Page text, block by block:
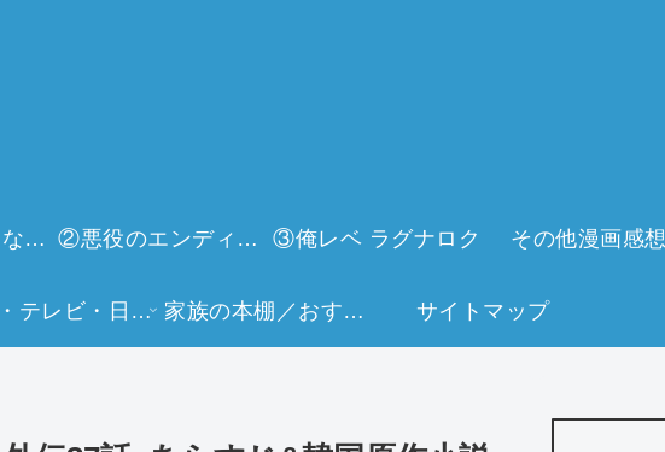
①今世は当主になります ②悪役のエンディングは死のみ ③俺レベ ラグナロク その他漫画感想
映画・テレビ・日常生活 家族の本棚／おすすめミュージアム サイトマップ